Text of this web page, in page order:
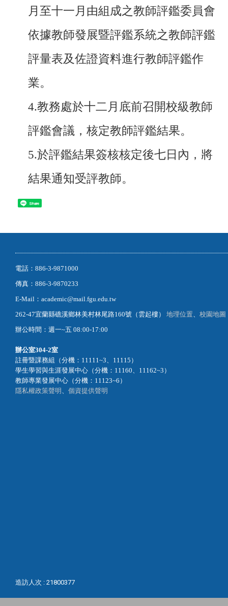
月至十一月由組成之教師評鑑委員會
依據教師發展暨評鑑系統之教師評鑑
評量表及佐證資料進行教師評鑑作
業。
4.教務處於十二月底前召開校級教師
評鑑會議，核定教師評鑑結果。
5.於評鑑結果簽核核定後七日內，將
結果通知受評教師。
Share
電話：886-3-9871000
傳真：886-3-9870233
E-Mail：academic@mail.fgu.edu.tw
262-47宜蘭縣礁溪鄉林美村林尾路160號（雲起樓） 地理位置、 校園地圖
辦公時間：週一~五 08:00-17:00
辦公室304-2室
註冊暨課務組（分機：11111~3、11115）
學生學習與生涯發展中心（分機：11160、11162~3）
教師專業發展中心（分機：11123~6）
隱私權政策聲明 、 個資提供聲明
造訪人次 : 21800377